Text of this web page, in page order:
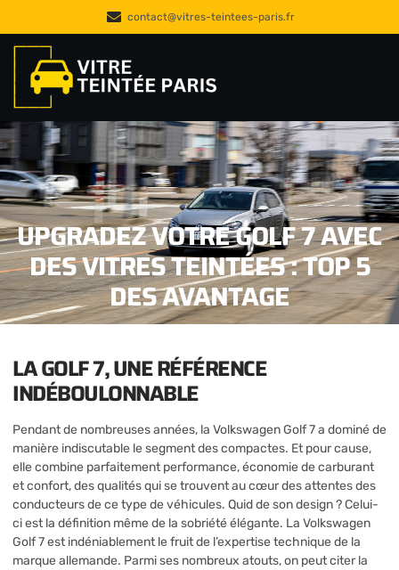
contact@vitres-teintees-paris.fr
UPGRADEZ VOTRE GOLF 7 AVEC
DES VITRES TEINTÉES : TOP 5
DES AVANTAGE
LA GOLF 7, UNE RÉFÉRENCE
INDÉBOULONNABLE
Pendant de nombreuses années, la Volkswagen Golf 7 a dominé de
manière indiscutable le segment des compactes. Et pour cause,
elle combine parfaitement performance, économie de carburant
et confort, des qualités qui se trouvent au cœur des attentes des
conducteurs de ce type de véhicules. Quid de son design ? Celui-
ci est la définition même de la sobriété élégante. La Volkswagen
Golf 7 est indéniablement le fruit de l’expertise technique de la
marque allemande. Parmi ses nombreux atouts, on peut citer la